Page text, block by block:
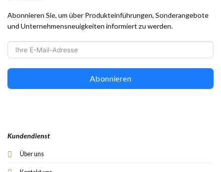
Kundendienst
Über uns
Abonnieren Sie, um über Produkteinführungen, Sonderangebote
und Unternehmensneuigkeiten informiert zu werden.
Abonnieren